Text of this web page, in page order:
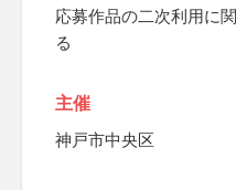
応募作品の二次利用に
る
主催
神戸市中央区